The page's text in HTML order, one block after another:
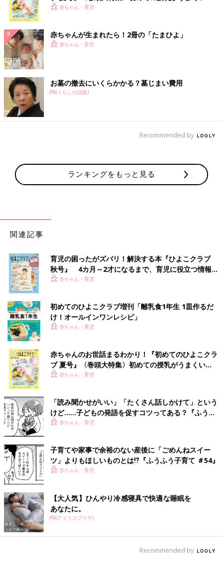
く！ おっぱい・ミルクの基本と夏のトラブル 解決テ
赤ちゃん・育児
赤ちゃんが生まれたら！2冊の「たまひよ」
赤ちゃん・育児
お墓の撤去にいくらかかる？墓じまい費用
PR(くらしの話題)
Recommended by
ランキングをもっと見る
関連記事
育児の困ったがズバリ！解決する本『ひよこクラブ
秋号』 4カ月～2才になるまで、育児に役立つ情報が
いっぱい！
赤ちゃん・育児
初めてのひよこクラブ増刊「離乳食1年生 1皿作るだ
け！オールインワン​レシピ」
赤ちゃん・育児
赤ちゃんのお世話まるわかり！『初めてのひよこクラ
ブ 夏号』〈巻頭大特集〉初めての授乳がうまくい
く！ おっぱい・ミルクの基本と夏のトラブル 解決テ
赤ちゃん・育児
「読み聞かせがいい」「たくさん話しかけて」という
けど……子どもの発語を促すコツってある？『ふうふ
う子育て ＃64』
赤ちゃん・育児
子育てや家事で余裕のない産後に「ごめんねスイー
ツ」よりもほしいものとは⁉︎『ふうふう子育て ＃54』
赤ちゃん・育児
【大人気】ひんやり冷感寝具で快適な睡眠を
あなたに。
PR(アイリスプラザ)
Recommended by